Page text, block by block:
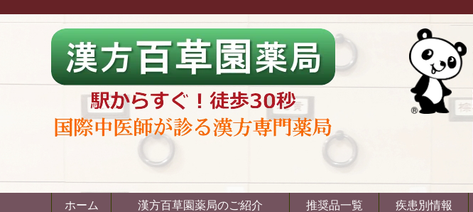
ホーム 漢方百草園薬局のご紹介 推奨品一覧 疾患別情報